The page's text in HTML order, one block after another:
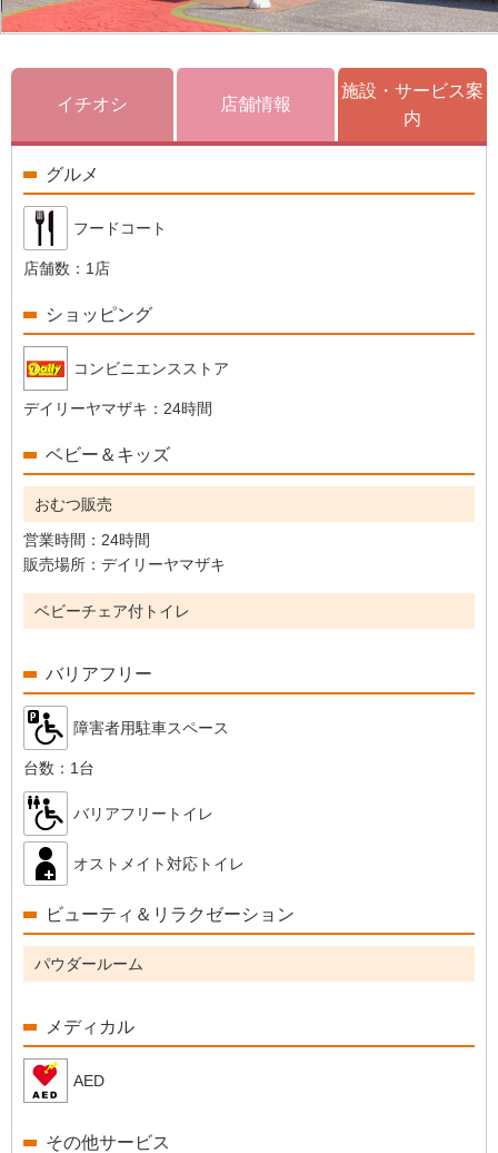
イチオシ 店舗情報
施設・サービス案
内
グルメ
フードコート
店舗数： 1店
ショッピング
コンビニエンスストア
デイリーヤマザキ： 24時間
ベビー＆キッズ
おむつ販売
営業時間： 24時間
販売場所： デイリーヤマザキ
ベビーチェア付トイレ
バリアフリー
障害者用駐車スペース
台数： 1台
バリアフリートイレ
オストメイト対応トイレ
ビューティ＆リラクゼーション
パウダールーム
メディカル
AED
その他サービス